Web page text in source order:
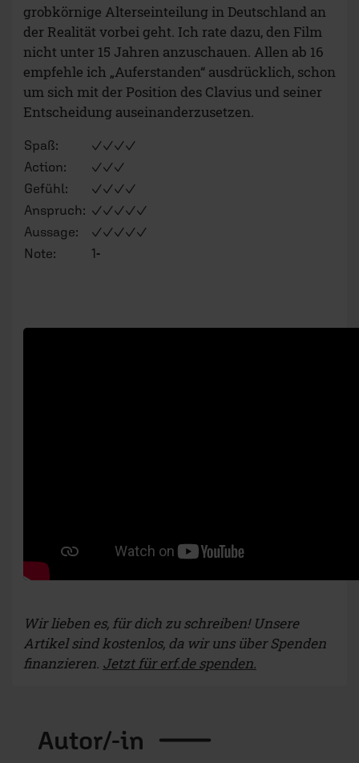
grobkörnige Alterseinteilung in Deutschland an
der Realität vorbei geht. Ich rate dazu, den Film
nicht unter 15 Jahren anzuschauen. Allen ab 16
empfehle ich „Auferstanden“ ausdrücklich, schon
um sich mit der Position des Clavius und seiner
Entscheidung auseinanderzusetzen.
Spaß:
✓✓✓✓
Action:
✓✓✓
Gefühl:
✓✓✓✓
Anspruch: ✓✓✓✓✓
Aussage:
✓✓✓✓✓
Note:
1-
Wir lieben es, für dich zu schreiben! Unsere
Artikel sind kostenlos, da wir uns über Spenden
finanzieren. Jetzt für erf.de spenden.
Autor/-in